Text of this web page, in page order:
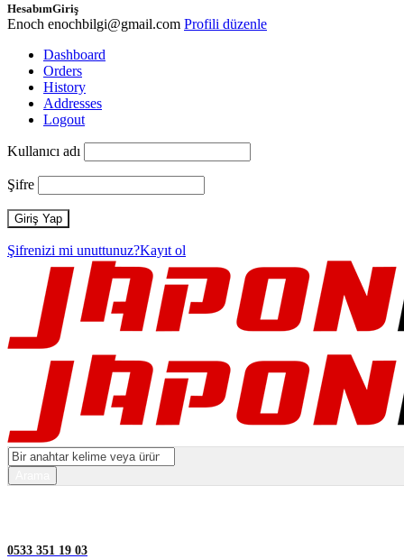
HesabımGiriş
Enoch enochbilgi@gmail.com Profili düzenle
Dashboard
Orders
History
Addresses
Logout
Kullanıcı adı
Şifre
Şifrenizi mi unuttunuz?Kayıt ol
0533 351 19 03